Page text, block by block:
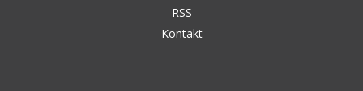
RSS
Kontakt